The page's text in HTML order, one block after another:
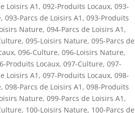
Loisirs A1 , 092-Produits Locaux, 093-
, 093-Parcs de Loisirs A1 , 093-Produits
Nature, 094-Parcs de Loisirs A1 ,
, 095-Loisirs Nature, 095-Parcs de
, 096-Culture, 096-Loisirs Nature,
Produits Locaux, 097-Culture, 097-
Loisirs A1 , 097-Produits Locaux, 098-
, 098-Parcs de Loisirs A1 , 098-Produits
Nature, 099-Parcs de Loisirs A1 ,
, 100-Loisirs Nature, 100-Parcs de